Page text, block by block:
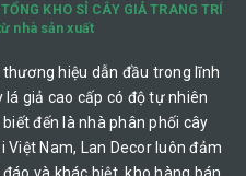
KHO SỈ CÂY GIẢ TRANG TRÍ
nhà sản xuất
thương hiệu dẫn đầu trong lĩnh
giả cao cấp có độ tự nhiên
đến là nhà phân phối cây
Nam, Lan Decor luôn đảm